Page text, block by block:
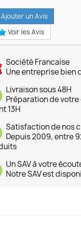
Ajouter un Avis
Voir les Avis
Société Francaise
Une entreprise bien
Livraison sous 48H
Préparation de
13H
Satisfaction de nos
Depuis 2009, entre
Un SAV à votre
Notre SAV est